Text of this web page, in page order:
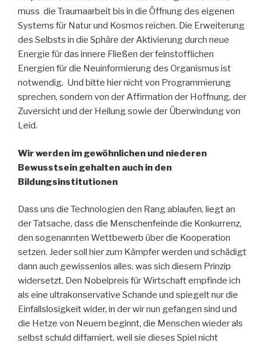
muss die Traumaarbeit bis in die Öffnung des eigenen
Systems für Natur und Kosmos reichen. Die Erweiterung
des Selbsts in die Sphäre der Aktivierung durch neue
Energie für das innere Fließen der feinstofflichen
Energien für die Neuinformierung des Organismus ist
notwendig. Und bitte hier nicht von Programmierung
sprechen, sondern von der Affirmation der Hoffnung, der
Zuversicht und der Heilung sowie der Überwindung von
Leid.
Wir werden im gewöhnlichen und niederen
Bewusstsein gehalten auch in den
Bildungsinstitutionen
Dass uns die Technologien den Rang ablaufen, liegt an
der Tatsache, dass die Menschenfeinde die Konkurrenz,
den sogenannten Wettbewerb über die Kooperation
setzen. Jeder soll hier zum Kämpfer werden und schädigt
dann auch gewissenlos alles, was sich diesem Prinzip
widersetzt. Den Nobelpreis für Wirtschaft empfinde ich
als eine ultrakonservative Schande und spiegelt nur die
Einfallslosigkeit wider, in der wir nun gefangen sind und
die Hetze von Neuem beginnt, die Menschen wieder als
selbst schuld diffamiert, weil sie dieses Spiel nicht